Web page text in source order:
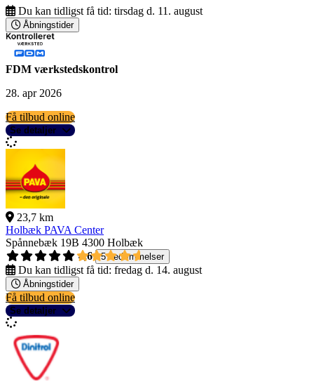
Du kan tidligst få tid: tirsdag d. 11. august
Åbningstider
FDM værkstedskontrol
28. apr 2026
Få tilbud online
Se detaljer
23,7 km
Holbæk PAVA Center
Spånnebæk 19B 4300 Holbæk
4,6
5 bedømmelser
Du kan tidligst få tid: fredag d. 14. august
Åbningstider
Få tilbud online
Se detaljer